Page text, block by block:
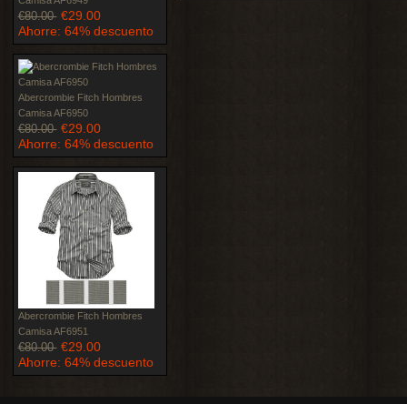
€80.00 €29.00
Ahorre: 64% descuento
Abercrombie Fitch Hombres
Camisa AF6950
€80.00 €29.00
Ahorre: 64% descuento
Abercrombie Fitch Hombres
Camisa AF6951
€80.00 €29.00
Ahorre: 64% descuento